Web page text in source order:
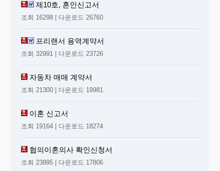
제10호, 혼인신고서
조회 16298 | 다운로드 26760
프리랜서 용역계약서
조회 32991 | 다운로드 23726
자동차 매매 계약서
조회 21300 | 다운로드 19981
이혼 신고서
조회 19164 | 다운로드 18274
협의이혼의사 확인신청서
조회 23895 | 다운로드 17806